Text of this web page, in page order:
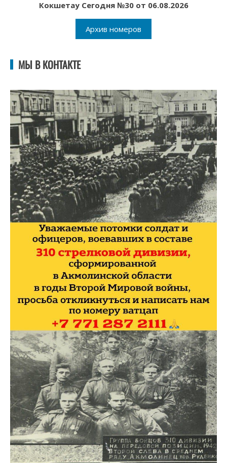
Кокшетау Сегодня №30 от 06.08.2026
Архив номеров
МЫ В КОНТАКТЕ